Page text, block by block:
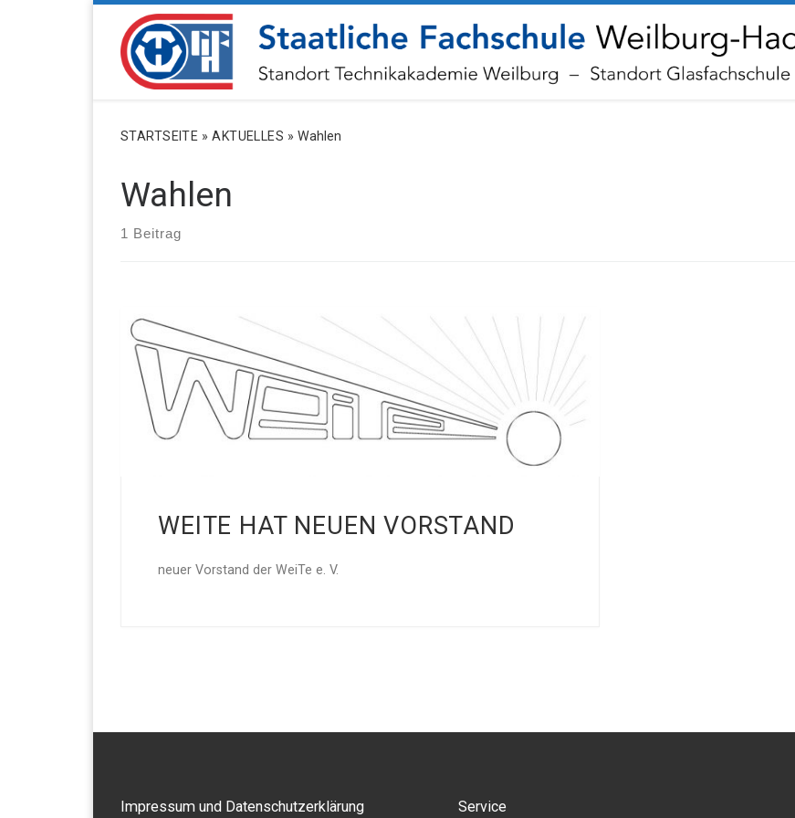
ZUM INHALT SPRINGEN
STARTSEITE » AKTUELLES » Wahlen
Wahlen
1 Beitrag
WEITE HAT NEUEN VORSTAND
neuer Vorstand der WeiTe e. V.
Impressum und Datenschutzerklärung Service